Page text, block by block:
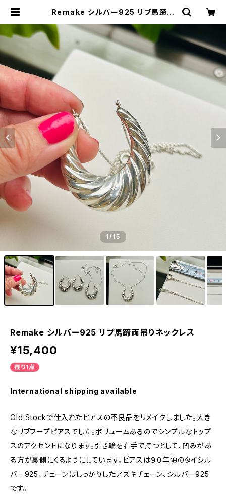
Remake シルバー925 リブ馬蹄両
Vintage
1/15
Remake シルバー925 リブ馬蹄両吊りネックレス
¥15,400
残り1点
International shipping available
Old Stockで仕入れたピアスの不良品をリメイクしました。大き
なリブフープピアスでした。ボリュームあるのでシンプルなトップ
スのアクセントになります。引き輪を右手で持つとして、凹みがあ
る方が裏側にくるようにしています。ピアスは９０年頃のタイシル
バー925、チェーンはしっかりしたアズキチェーン、シルバー925
です。